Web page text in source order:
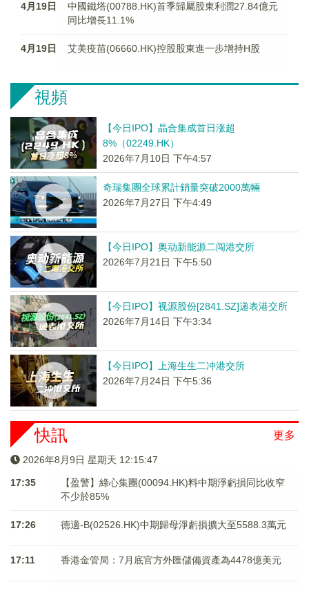
4月19日
中國鐵塔(00788.HK)首季歸屬股東利潤27.84億元
同比增長11.1%
4月19日 艾美疫苗(06660.HK)控股股東進一步增持H股
視頻
【今日IPO】晶合集成首日涨超
8%（02249.HK）
2026年7月10日 下午4:57
奇瑞集團全球累計銷量突破2000萬輛
2026年7月27日 下午4:49
【今日IPO】奥动新能源二闯港交所
2026年7月21日 下午5:50
【今日IPO】视源股份[2841.SZ]递表港交所
2026年7月14日 下午3:34
【今日IPO】上海生生二冲港交所
2026年7月24日 下午5:36
更多
快訊
2026年8月9日 星期天 12:15:47
17:35
【盈警】綠心集團(00094.HK)料中期淨虧損同比收窄
不少於85%
17:26 德適-B(02526.HK)中期歸母淨虧損擴大至5588.3萬元
17:11 香港金管局：7月底官方外匯儲備資產為4478億美元